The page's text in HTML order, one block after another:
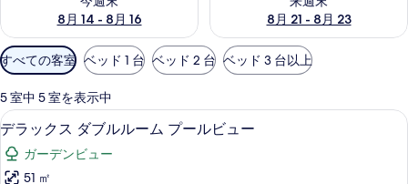
8月 14 - 8月 16
8月 21 - 8月 23
利
用
可
能
な
客
室
すべての客室 ベッド 1 台 ベッド 2 台 ベッド 3 台以上
5 室中 5 室を表示中
デ
ラ
ッ
ミニバー、セーフティボックス (室内
22
デラックス ダブルルーム プールビュー
ガーデンビュー
51 ㎡